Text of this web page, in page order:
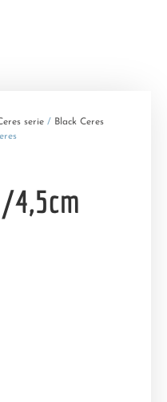
serie / Black Ceres
4,5cm